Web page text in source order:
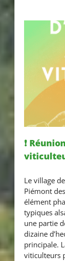
❗
❗
Le village
Piémont
élément
typiques
une partie
dizaine
principale.
viticulteurs